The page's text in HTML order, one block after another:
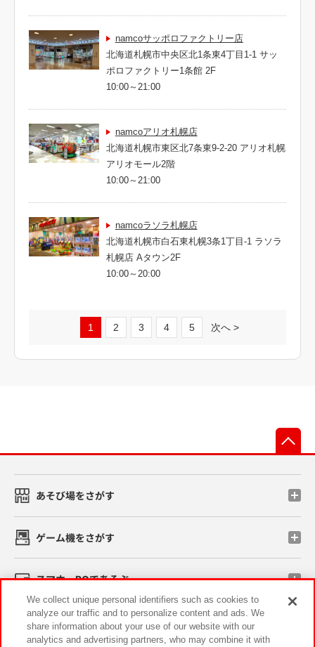
namcoサッポロファクトリー店
北海道札幌市中央区北1条東4丁目1-1 サッ
ポロファクトリー1条館 2F
10:00～21:00
namcoアリオ札幌店
北海道札幌市東区北7条東9-2-20 アリオ札幌
アリオモール2階
10:00～21:00
namcoラソラ札幌店
北海道札幌市白石東札幌3条1丁目-1 ラソラ
札幌店 Aタウン2F
10:00～20:00
1 2 3 4 5 次へ
あそび場をさがす
ゲーム機をさがす
スマホ・PCであそぶ
イベント・キャンペーン
We collect unique personal identifiers such as cookies to
analyze our traffic and to personalize content and ads. We
share information about your use of our website with our
analytics and advertising partners, who may combine it with